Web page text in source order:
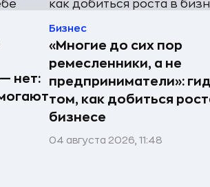
нет:
Бизнес
«Многие до сих пор
ремесленники, а не
предприниматели»:
том, как добиться
бизнесе
04 августа 2026, 11:48